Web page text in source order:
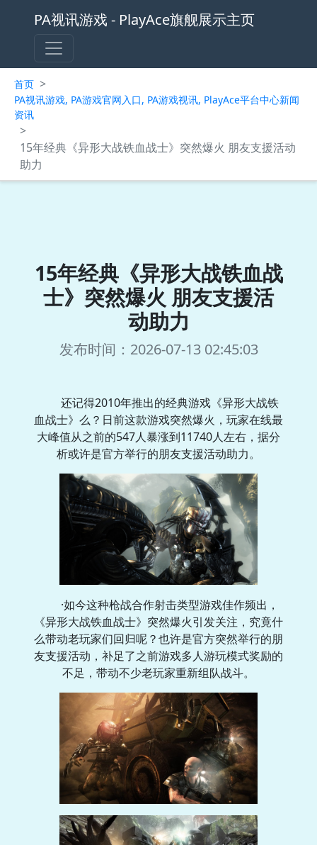
PA视讯游戏 - PlayAce旗舰展示主页
首页 >
PA视讯游戏, PA游戏官网入口, PA游戏视讯, PlayAce平台中心新闻
资讯
>
15年经典《异形大战铁血战士》突然爆火 朋友支援活动
助力
15年经典《异形大战铁血战
士》突然爆火 朋友支援活
动助力
发布时间：2026-07-13 02:45:03
还记得2010年推出的经典游戏《异形大战铁
血战士》么？日前这款游戏突然爆火，玩家在线最
大峰值从之前的547人暴涨到11740人左右，据分
析或许是官方举行的朋友支援活动助力。
·如今这种枪战合作射击类型游戏佳作频出，
《异形大战铁血战士》突然爆火引发关注，究竟什
么带动老玩家们回归呢？也许是官方突然举行的朋
友支援活动，补足了之前游戏多人游玩模式奖励的
不足，带动不少老玩家重新组队战斗。